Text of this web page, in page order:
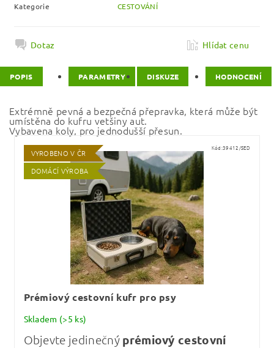
Kategorie CESTOVÁNÍ
Dotaz Hlídat cenu
POPIS PARAMETRY DISKUZE HODNOCENÍ
Extrémně pevná a bezpečná přepravka, která může být
umístěna do kufru vetšiny aut.
Vybavena koly, pro jednodušší přesun.
VYROBENO V ČR
DOMÁCÍ VÝROBA
Kód:39412/SED
Prémiový cestovní kufr pro psy
Skladem (>5 ks)
Objevte jedinečný prémiový cestovní